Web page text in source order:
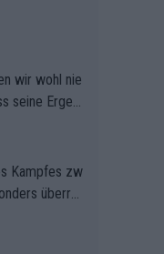
wir wohl nie
seine Ergeb
Kampfes zw
überras